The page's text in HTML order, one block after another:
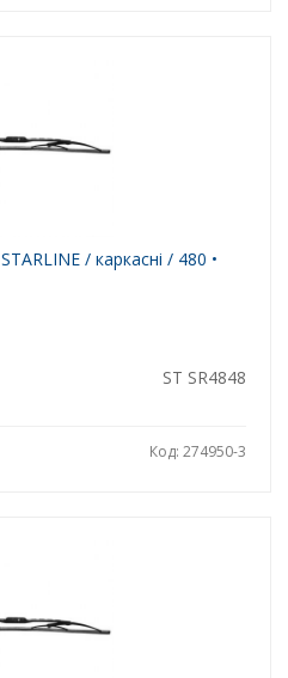
/ каркасні / 480 •
ST SR4848
Код: 274950-3